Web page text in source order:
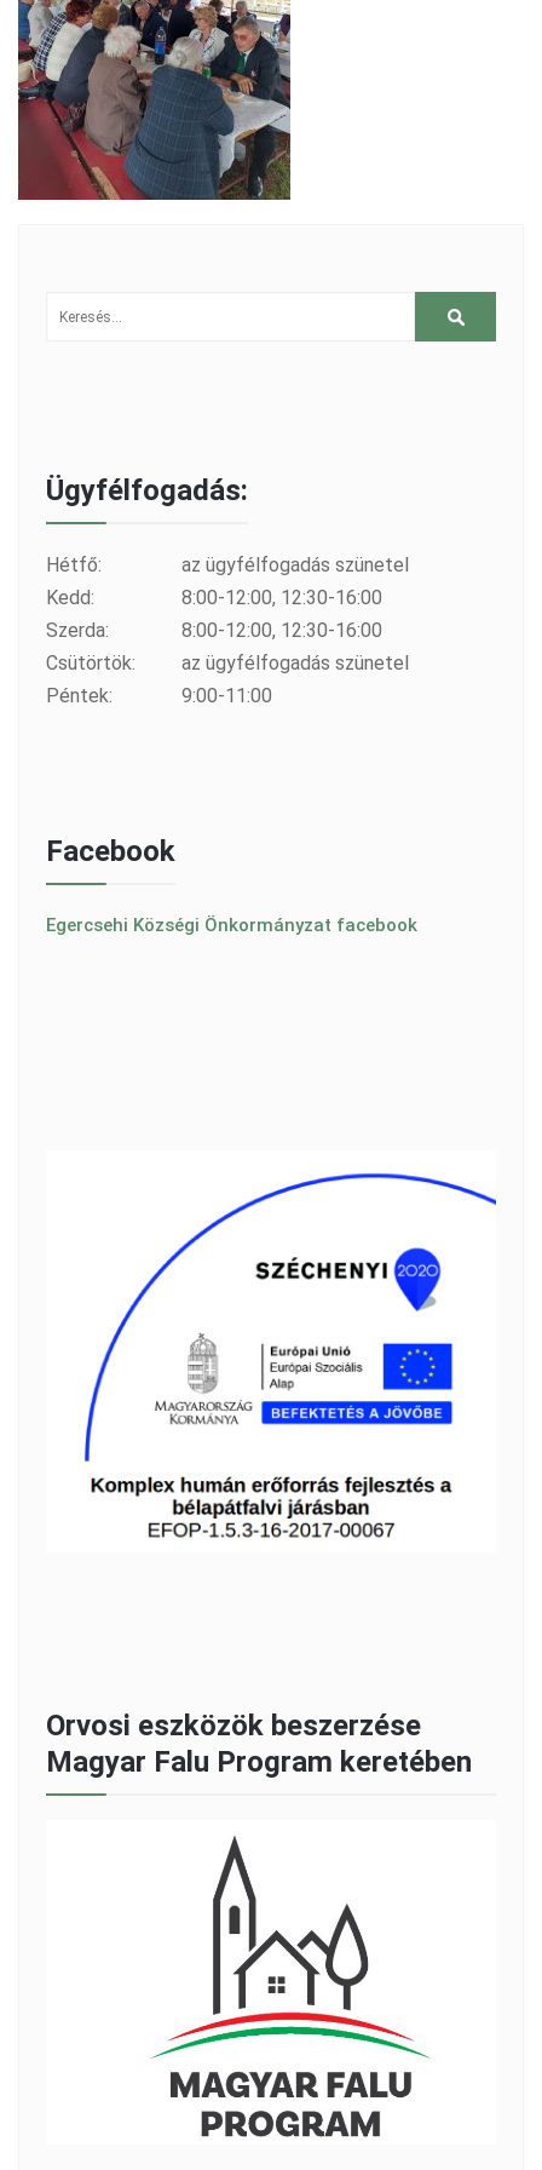
Ügyfélfogadás:
Hétfő:
az ügyfélfogadás szünetel
Kedd:
8:00-12:00, 12:30-16:00
Szerda:
8:00-12:00, 12:30-16:00
Csütörtök:
az ügyfélfogadás szünetel
Péntek:
9:00-11:00
Facebook
Egercsehi Községi Önkormányzat facebook
Orvosi eszközök beszerzése
Magyar Falu Program keretében